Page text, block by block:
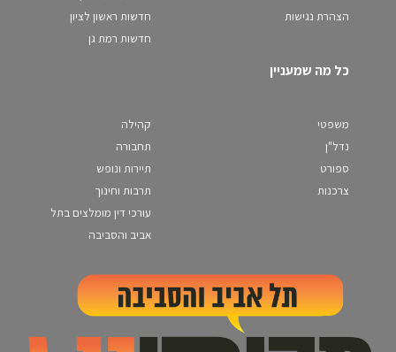
הצהרת נגישות
חדשות ראשון לציון
חדשות רמת גן
כל מה שמעניין
משפטי
נדל"ן
ספורט
צרכנות
קהילה
תחבורה
תיירות ונופש
תרבות וחינוך
עורכי דין מומלצים בתל
אביב והסביבה